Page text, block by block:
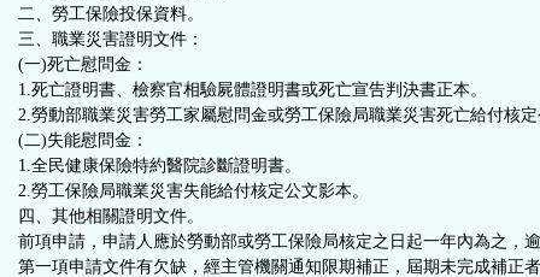
二、勞工保險投保資料。
三、職業災害證明文件：
(一)死亡慰問金：
1.死亡證明書、檢察官相驗屍體證明書或死亡宣告判決書正本。
2.勞動部職業災害勞工家屬慰問金或勞工保險局職業災害死亡給付核
(二)失能慰問金：
1.全民健康保險特約醫院診斷證明書。
2.勞工保險局職業災害失能給付核定公文影本。
四、其他相關證明文件。
前項申請，申請人應於勞動部或勞工保險局核定之日起一年內為之，
第一項申請文件有欠缺，經主管機關通知限期補正，屆期未完成補正